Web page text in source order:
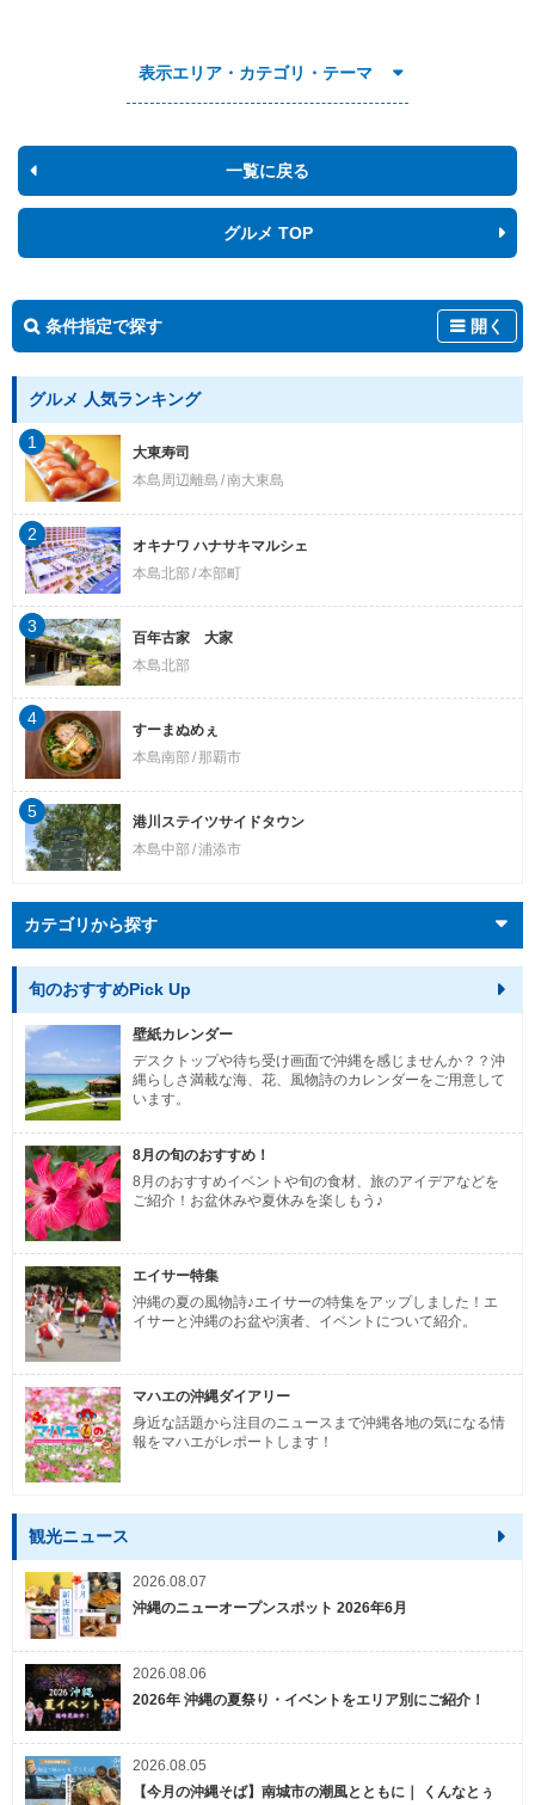
表示エリア・カテゴリ・テーマ
一覧に戻る
グルメ TOP
条件指定で探す 開く
グルメ 人気ランキング
大東寿司
本島周辺離島 南大東島
1
オキナワ ハナサキマルシェ
本島北部 本部町
2
百年古家 大家
本島北部
3
すーまぬめぇ
本島南部
那覇市
4
港川ステイツサイドタウン
本島中部 浦添市
5
カテゴリから探す
旬のおすすめPick Up
壁紙カレンダー
デスクトップや待ち受け画面で沖縄を感じませんか？？沖
縄らしさ満載な海、花、風物詩のカレンダーをご用意して
います。
8月の旬のおすすめ！
8月のおすすめイベントや旬の食材、旅のアイデアなどを
ご紹介！お盆休みや夏休みを楽しもう♪
エイサー特集
沖縄の夏の風物詩♪エイサーの特集をアップしました！エ
イサーと沖縄のお盆や演者、イベントについて紹介。
マハエの沖縄ダイアリー
身近な話題から注目のニュースまで沖縄各地の気になる情
報をマハエがレポートします！
観光ニュース
2026.08.07
沖縄のニューオープンスポット 2026年6月
2026.08.06
2026年 沖縄の夏祭り・イベントをエリア別にご紹介！
2026.08.05
【今月の沖縄そば】南城市の潮風とともに｜ くんなとぅ